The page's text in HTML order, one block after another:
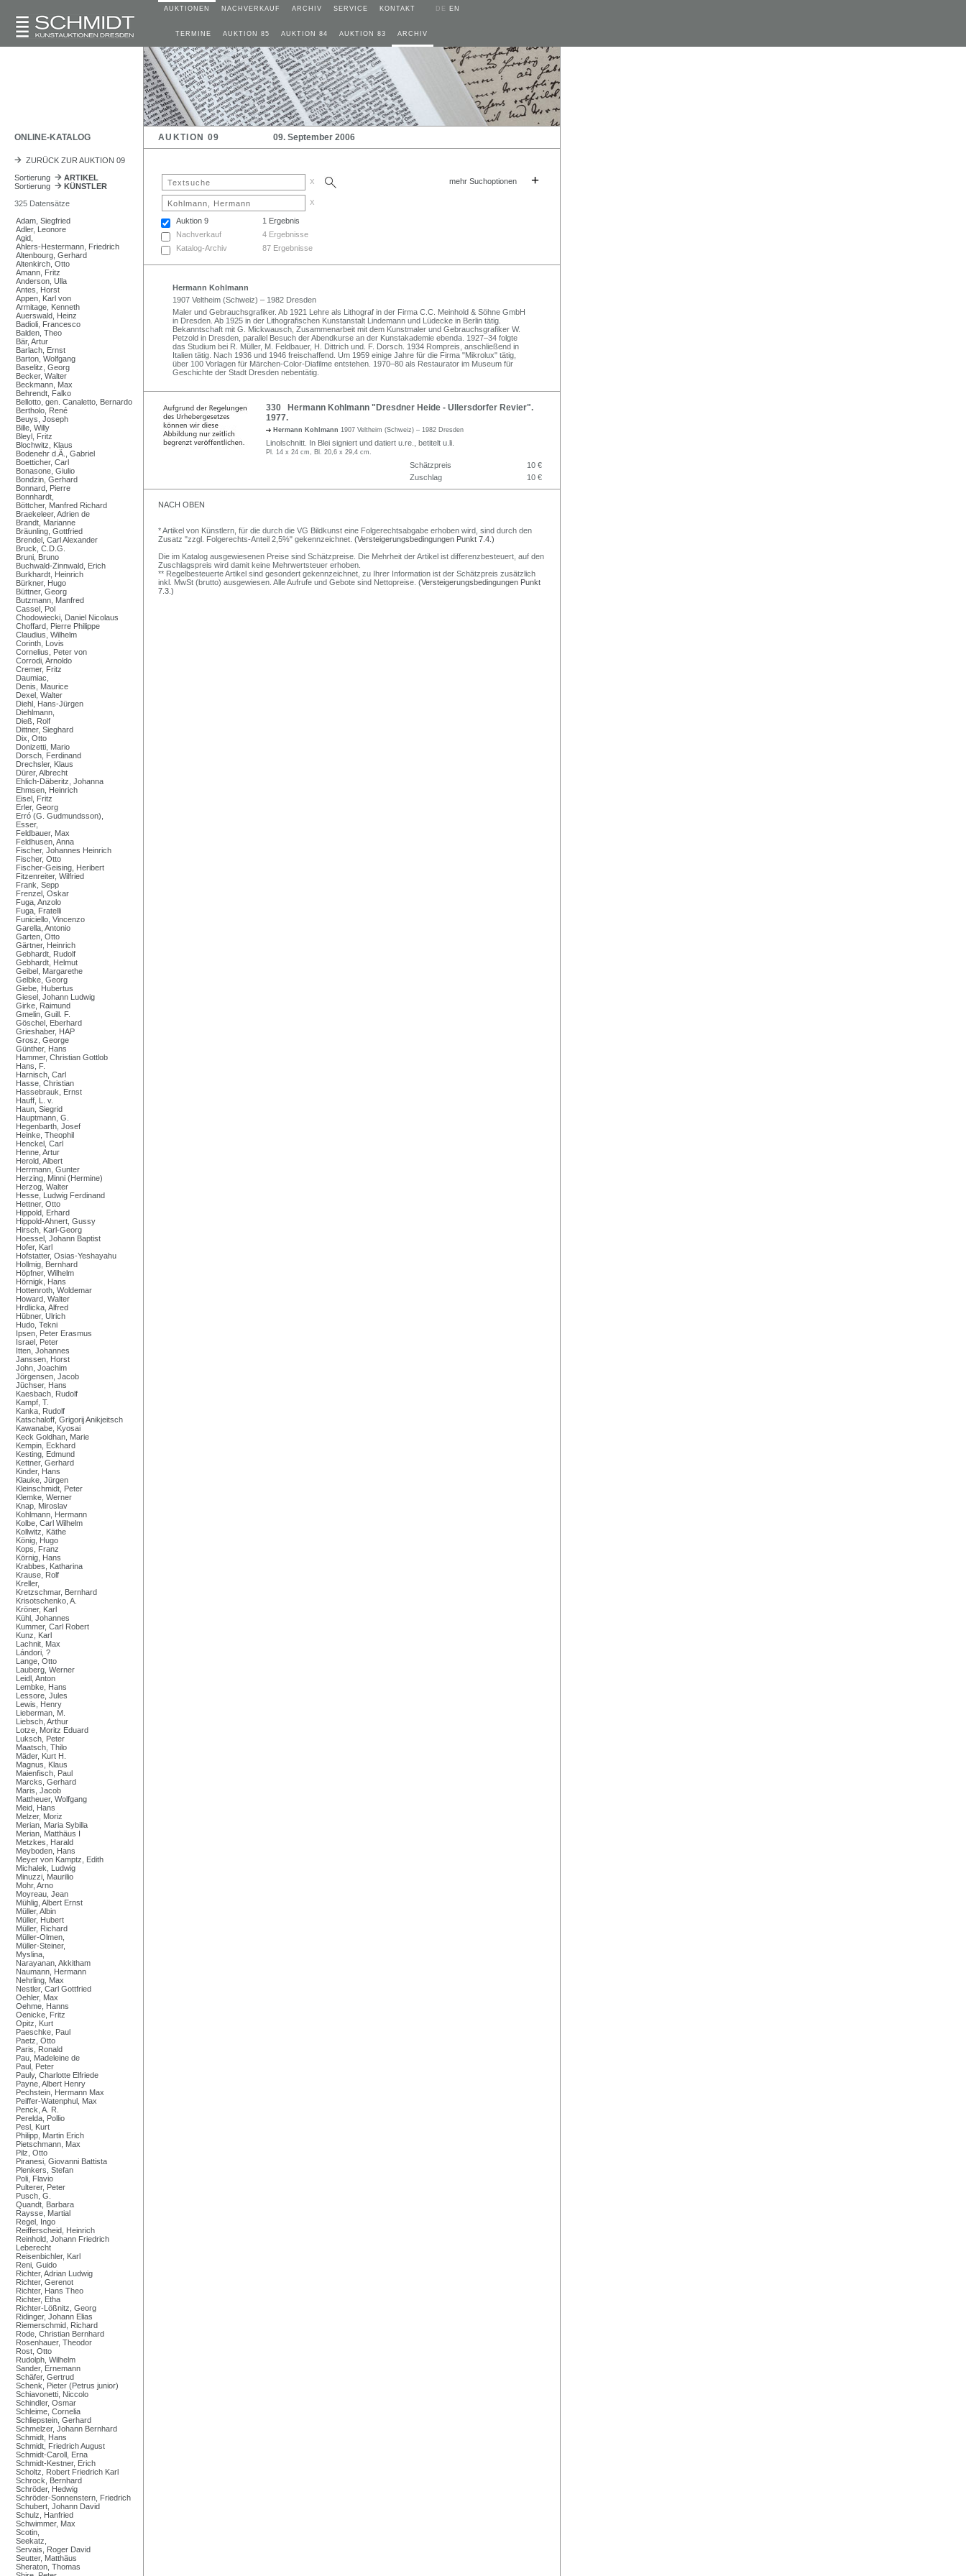
AUKTIONEN NACHVERKAUF ARCHIV SERVICE KONTAKT DE EN
TERMINE AUKTION 85 AUKTION 84 AUKTION 83 ARCHIV
ONLINE-KATALOG AUKTION 09 09. September 2006
ZURÜCK ZUR AUKTION 09
Sortierung
ARTIKEL
Sortierung
KÜNSTLER
325 Datensätze
Adam, Siegfried
Adler, Leonore
Agid,
Ahlers-Hestermann, Friedrich
Altenbourg, Gerhard
Altenkirch, Otto
Amann, Fritz
Anderson, Ulla
Antes, Horst
Appen, Karl von
Armitage, Kenneth
Auerswald, Heinz
Badioli, Francesco
Balden, Theo
Bär, Artur
Barlach, Ernst
Barton, Wolfgang
Baselitz, Georg
Becker, Walter
Beckmann, Max
Behrendt, Falko
Bellotto, gen. Canaletto, Bernardo
Bertholo, René
Beuys, Joseph
Bille, Willy
Bleyl, Fritz
Blochwitz, Klaus
Bodenehr d.Ä., Gabriel
Boetticher, Carl
Bonasone, Giulio
Bondzin, Gerhard
Bonnard, Pierre
Bonnhardt,
Böttcher, Manfred Richard
Braekeleer, Adrien de
Brandt, Marianne
Bräunling, Gottfried
Brendel, Carl Alexander
Bruck, C.D.G.
Bruni, Bruno
Buchwald-Zinnwald, Erich
Burkhardt, Heinrich
Bürkner, Hugo
Büttner, Georg
Butzmann, Manfred
Cassel, Pol
Chodowiecki, Daniel Nicolaus
Choffard, Pierre Philippe
Claudius, Wilhelm
Corinth, Lovis
Cornelius, Peter von
Corrodi, Arnoldo
Cremer, Fritz
Daumiac,
Denis, Maurice
Dexel, Walter
Diehl, Hans-Jürgen
Diehlmann,
Dieß, Rolf
Dittner, Sieghard
Dix, Otto
Donizetti, Mario
Dorsch, Ferdinand
Drechsler, Klaus
Dürer, Albrecht
Ehlich-Däberitz, Johanna
Ehmsen, Heinrich
Eisel, Fritz
Erler, Georg
Erró (G. Gudmundsson),
Esser,
Feldbauer, Max
Feldhusen, Anna
Fischer, Johannes Heinrich
Fischer, Otto
Fischer-Geising, Heribert
Fitzenreiter, Wilfried
Frank, Sepp
Frenzel, Oskar
Fuga, Anzolo
Fuga, Fratelli
Funiciello, Vincenzo
Garella, Antonio
Garten, Otto
Gärtner, Heinrich
Gebhardt, Rudolf
Gebhardt, Helmut
Geibel, Margarethe
Gelbke, Georg
Giebe, Hubertus
Giesel, Johann Ludwig
Girke, Raimund
Gmelin, Guill. F.
Göschel, Eberhard
Grieshaber, HAP
Grosz, George
Günther, Hans
Hammer, Christian Gottlob
Hans, F.
Harnisch, Carl
Hasse, Christian
Hassebrauk, Ernst
Hauff, L. v.
Haun, Siegrid
Hauptmann, G.
Hegenbarth, Josef
Heinke, Theophil
Henckel, Carl
Henne, Artur
Herold, Albert
Herrmann, Gunter
Herzing, Minni (Hermine)
Herzog, Walter
Hesse, Ludwig Ferdinand
Hettner, Otto
Hippold, Erhard
Hippold-Ahnert, Gussy
Hirsch, Karl-Georg
Hoessel, Johann Baptist
Hofer, Karl
Hofstatter, Osias-Yeshayahu
Hollmig, Bernhard
Höpfner, Wilhelm
Hörnigk, Hans
Hottenroth, Woldemar
Howard, Walter
Hrdlicka, Alfred
Hübner, Ulrich
Hudo, Tekni
Ipsen, Peter Erasmus
Israel, Peter
Itten, Johannes
Janssen, Horst
John, Joachim
Jörgensen, Jacob
Jüchser, Hans
Kaesbach, Rudolf
Kampf, T.
Kanka, Rudolf
Katschaloff, Grigorij Anikjeitsch
Kawanabe, Kyosai
Keck Goldhan, Marie
Kempin, Eckhard
Kesting, Edmund
Kettner, Gerhard
Kinder, Hans
Klauke, Jürgen
Kleinschmidt, Peter
Klemke, Werner
Knap, Miroslav
Kohlmann, Hermann
Kolbe, Carl Wilhelm
Kollwitz, Käthe
König, Hugo
Kops, Franz
Körnig, Hans
Krabbes, Katharina
Krause, Rolf
Kreller,
Kretzschmar, Bernhard
Krisotschenko, A.
Kröner, Karl
Kühl, Johannes
Kummer, Carl Robert
Kunz, Karl
Lachnit, Max
Lándori, ?
Lange, Otto
Lauberg, Werner
Leidl, Anton
Lembke, Hans
Lessore, Jules
Lewis, Henry
Lieberman, M.
Liebsch, Arthur
Lotze, Moritz Eduard
Luksch, Peter
Maatsch, Thilo
Mäder, Kurt H.
Magnus, Klaus
Maienfisch, Paul
Marcks, Gerhard
Maris, Jacob
Mattheuer, Wolfgang
Meid, Hans
Melzer, Moriz
Merian, Maria Sybilla
Merian, Matthäus I
Metzkes, Harald
Meyboden, Hans
Meyer von Kamptz, Edith
Michalek, Ludwig
Minuzzi, Maurilio
Mohr, Arno
Moyreau, Jean
Mühlig, Albert Ernst
Müller, Albin
Müller, Hubert
Müller, Richard
Müller-Olmen,
Müller-Steiner,
Myslina,
Narayanan, Akkitham
Naumann, Hermann
Nehrling, Max
Nestler, Carl Gottfried
Oehler, Max
Oehme, Hanns
Oenicke, Fritz
Opitz, Kurt
Paeschke, Paul
Paetz, Otto
Paris, Ronald
Pau, Madeleine de
Paul, Peter
Pauly, Charlotte Elfriede
Payne, Albert Henry
Pechstein, Hermann Max
Peiffer-Watenphul, Max
Penck, A. R.
Perelda, Pollio
Pesl, Kurt
Philipp, Martin Erich
Pietschmann, Max
Pilz, Otto
Piranesi, Giovanni Battista
Plenkers, Stefan
Poli, Flavio
Pulterer, Peter
Pusch, G.
Quandt, Barbara
Raysse, Martial
Regel, Ingo
Reifferscheid, Heinrich
Reinhold, Johann Friedrich
Leberecht
Reisenbichler, Karl
Reni, Guido
Richter, Adrian Ludwig
Richter, Gerenot
Richter, Hans Theo
Richter, Etha
Richter-Lößnitz, Georg
Ridinger, Johann Elias
Riemerschmid, Richard
Rode, Christian Bernhard
Rosenhauer, Theodor
Rost, Otto
Rudolph, Wilhelm
Sander, Ernemann
Schäfer, Gertrud
Schenk, Pieter (Petrus junior)
Schiavonetti, Niccolo
Schindler, Osmar
Schleime, Cornelia
Schliepstein, Gerhard
Schmelzer, Johann Bernhard
Schmidt, Hans
Schmidt, Friedrich August
Schmidt-Caroll, Erna
Schmidt-Kestner, Erich
Scholtz, Robert Friedrich Karl
Schrock, Bernhard
Schröder, Hedwig
Schröder-Sonnenstern, Friedrich
Schubert, Johann David
Schulz, Hanfried
Schwimmer, Max
Scotin,
Seekatz,
Servais, Roger David
Seutter, Matthäus
Sheraton, Thomas
x mehr Suchoptionen +
x
Auktion 9
1 Ergebnis
Nachverkauf
4 Ergebnisse
Katalog-Archiv
87 Ergebnisse
Hermann Kohlmann
1907 Veltheim (Schweiz) – 1982 Dresden
Maler und Gebrauchsgrafiker. Ab 1921 Lehre als Lithograf in der Firma C.C. Meinhold & Söhne GmbH
in Dresden. Ab 1925 in der Lithografischen Kunstanstalt Lindemann und Lüdecke in Berlin tätig.
Bekanntschaft mit G. Mickwausch, Zusammenarbeit mit dem Kunstmaler und Gebrauchsgrafiker W.
Petzold in Dresden, parallel Besuch der Abendkurse an der Kunstakademie ebenda. 1927–34 folgte
das Studium bei R. Müller, M. Feldbauer, H. Dittrich und. F. Dorsch. 1934 Rompreis, anschließend in
Italien tätig. Nach 1936 und 1946 freischaffend. Um 1959 einige Jahre für die Firma "Mikrolux" tätig,
über 100 Vorlagen für Märchen-Color-Diafilme entstehen. 1970–80 als Restaurator im Museum für
Geschichte der Stadt Dresden nebentätig.
330 Hermann Kohlmann "Dresdner Heide - Ullersdorfer Revier".
1977.
Hermann Kohlmann 1907 Veltheim (Schweiz) – 1982 Dresden
Linolschnitt. In Blei signiert und datiert u.re., betitelt u.li.
Pl. 14 x 24 cm, Bl. 20,6 x 29,4 cm.
Schätzpreis
10 €
Zuschlag
10 €
NACH OBEN
* Artikel von Künstlern, für die durch die VG Bildkunst eine Folgerechtsabgabe erhoben wird, sind durch den
Zusatz "zzgl. Folgerechts-Anteil 2,5%" gekennzeichnet. (Versteigerungsbedingungen Punkt 7.4.)
Die im Katalog ausgewiesenen Preise sind Schätzpreise. Die Mehrheit der Artikel ist differenzbesteuert, auf den
Zuschlagspreis wird damit keine Mehrwertsteuer erhoben.
** Regelbesteuerte Artikel sind gesondert gekennzeichnet, zu Ihrer Information ist der Schätzpreis zusätzlich
inkl. MwSt (brutto) ausgewiesen. Alle Aufrufe und Gebote sind Nettopreise. (Versteigerungsbedingungen Punkt
7.3.)